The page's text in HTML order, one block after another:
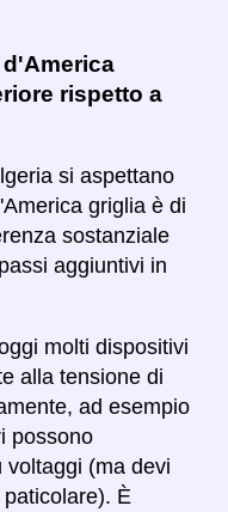
rispetto a
si aspettano
griglia è di
sostanziale
aggiuntivi in
molti dispositivi
alla tensione di
ad esempio
possono
(ma devi
È